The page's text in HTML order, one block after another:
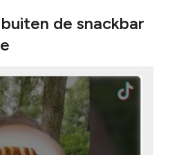
de snackbar